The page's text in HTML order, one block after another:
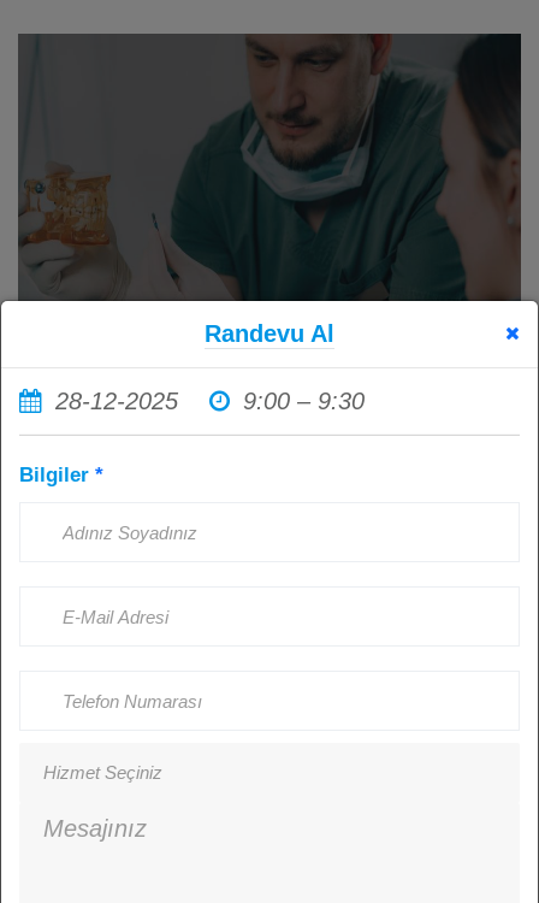
İmplant Tedavisi Sonrası Ağız
Hijyenine Dikkat Etmemenin
Sonuçları: Sağlıklı İmplantlar İçin
Kişi Görüntüledi: 4515
Randevu Al
28-12-2025 9:00 – 9:30
Bilgiler *